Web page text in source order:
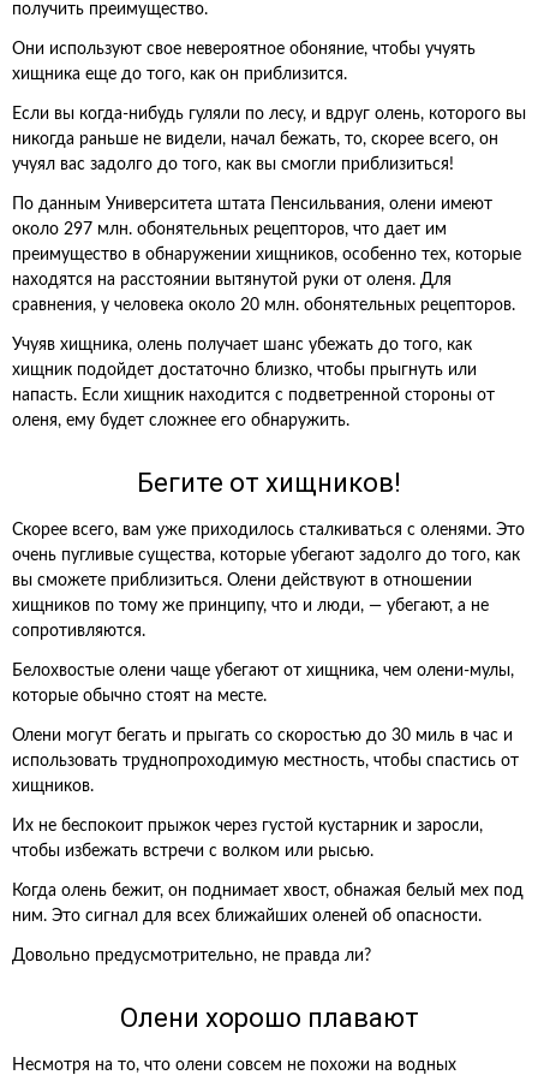
получить преимущество.
Они используют свое невероятное обоняние, чтобы учуять
хищника еще до того, как он приблизится.
Если вы когда-нибудь гуляли по лесу, и вдруг олень, которого вы
никогда раньше не видели, начал бежать, то, скорее всего, он
учуял вас задолго до того, как вы смогли приблизиться!
По данным Университета штата Пенсильвания, олени имеют
около 297 млн. обонятельных рецепторов, что дает им
преимущество в обнаружении хищников, особенно тех, которые
находятся на расстоянии вытянутой руки от оленя. Для
сравнения, у человека около 20 млн. обонятельных рецепторов.
Учуяв хищника, олень получает шанс убежать до того, как
хищник подойдет достаточно близко, чтобы прыгнуть или
напасть. Если хищник находится с подветренной стороны от
оленя, ему будет сложнее его обнаружить.
Бегите от хищников!
Скорее всего, вам уже приходилось сталкиваться с оленями. Это
очень пугливые существа, которые убегают задолго до того, как
вы сможете приблизиться. Олени действуют в отношении
хищников по тому же принципу, что и люди, — убегают, а не
сопротивляются.
Белохвостые олени чаще убегают от хищника, чем олени-мулы,
которые обычно стоят на месте.
Олени могут бегать и прыгать со скоростью до 30 миль в час и
использовать труднопроходимую местность, чтобы спастись от
хищников.
Их не беспокоит прыжок через густой кустарник и заросли,
чтобы избежать встречи с волком или рысью.
Когда олень бежит, он поднимает хвост, обнажая белый мех под
ним. Это сигнал для всех ближайших оленей об опасности.
Довольно предусмотрительно, не правда ли?
Олени хорошо плавают
Несмотря на то, что олени совсем не похожи на водных